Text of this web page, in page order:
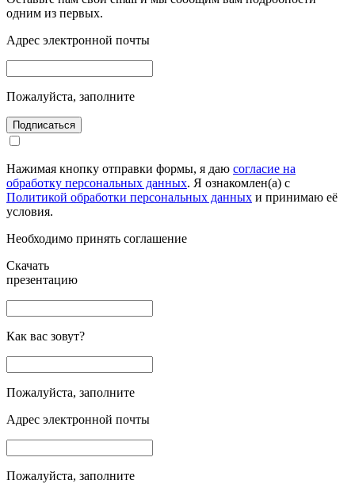
одним из первых.
Адрес электронной почты
Пожалуйста, заполните
Подписаться
Нажимая кнопку отправки формы, я даю согласие на
обработку персональных данных. Я ознакомлен(а) с
Политикой обработки персональных данных и принимаю её
условия.
Необходимо принять соглашение
Скачать
презентацию
Как вас зовут?
Пожалуйста, заполните
Адрес электронной почты
Пожалуйста, заполните